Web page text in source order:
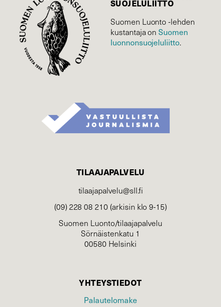
SUOJELU­LIITTO
Suomen Luonto -lehden
kustantaja onSuomen
luonnonsuojelu­liitto.
TILAAJAPALVELU
tilaajapalvelu@sll.fi
(09) 228 08 210 (arkisin klo 9-15)
Suomen Luonto/tilaajapalvelu
Sörnäistenkatu 1
00580 Helsinki
YHTEYSTIEDOT
Palautelomake